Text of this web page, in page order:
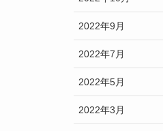
2022年9月
2022年7月
2022年5月
2022年3月